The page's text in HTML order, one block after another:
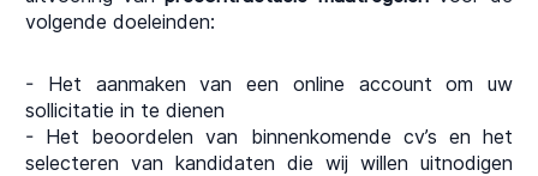
volgende doeleinden:
- Het aanmaken van een online account om uw
sollicitatie in te dienen
- Het beoordelen van binnenkomende cv’s en het
selecteren van kandidaten die wij willen uitnodigen